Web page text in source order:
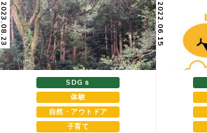
SDGｓ
体験
自然・アウトドア
子育て
2022.06.15